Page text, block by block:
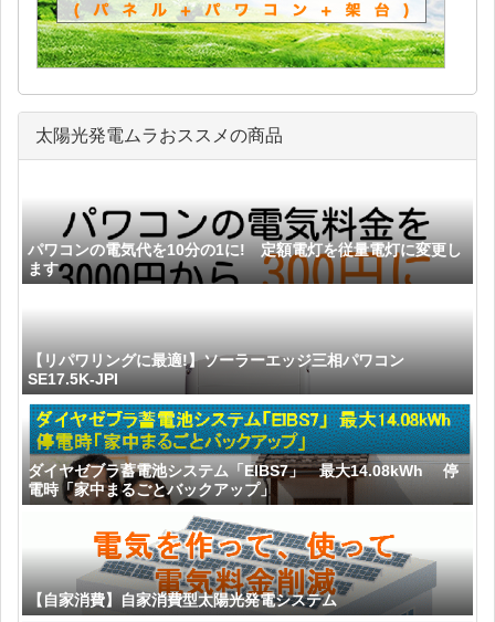
太陽光発電ムラおススメの商品
パワコンの電気代を10分の1に! 定額電灯を従量電灯に変更し
ます
【リパワリングに最適!】ソーラーエッジ三相パワコン
SE17.5K-JPI
ダイヤゼブラ蓄電池システム「EIBS7」 最大14.08kWh 停
電時「家中まるごとバックアップ」
【自家消費】自家消費型太陽光発電システム